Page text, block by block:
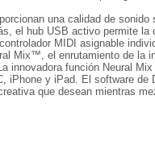
una calidad de
el hub USB activo permite
MIDI asignable
Mix™, el enrutamiento de la
innovadora función Neural
y iPad. El software
que desean mientras